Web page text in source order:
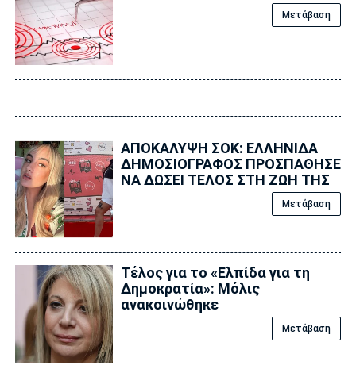
Μετάβαση
ΑΠΟΚΑΛΥΨΗ ΣΟΚ: ΕΛΛΗΝΙΔΑ
ΔΗΜΟΣΙΟΓΡΑΦΟΣ ΠΡΟΣΠΑΘΗΣΕ
ΝΑ ΔΩΣΕΙ ΤΕΛΟΣ ΣΤΗ ΖΩΗ ΤΗΣ
Μετάβαση
Τέλος για το «Ελπίδα για τη
Δημοκρατία»: Μόλις
ανακοινώθηκε
Μετάβαση